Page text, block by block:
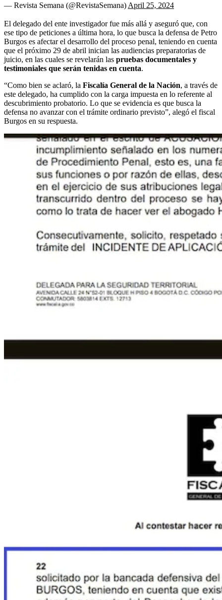
— Revista Semana (@RevistaSemana) April 25, 2024
El delegado del ente investigador fue más allá y aseguró que, con
ese tipo de peticiones a última hora, lo que busca la defensa de Petro
Burgos es afectar el desarrollo del proceso penal, teniendo en cuenta
que el próximo 29 de abril inician las audiencias preparatorias de
juicio, en las cuales se revelarán las pruebas documentales y
testimoniales que serán tenidas en cuenta.
“Como bien se aclaró, la Fiscalía General de la Nación, a través de
este delegado, ha cumplido con la carga impuesta en lo referente al
descubrimiento probatorio. Lo que se evidencia es que busca la
defensa no avanzar con el trámite ordinario previsto”, alegó el fiscal
Burgos en su respuesta.